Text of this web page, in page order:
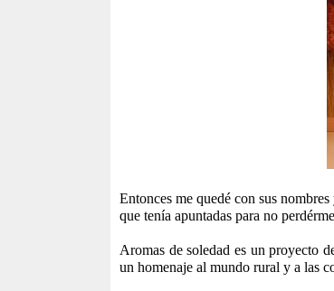
Entonces me quedé con sus
que tenía apuntadas para no
Aromas de soledad es un proyecto
un homenaje al mundo rural y a las